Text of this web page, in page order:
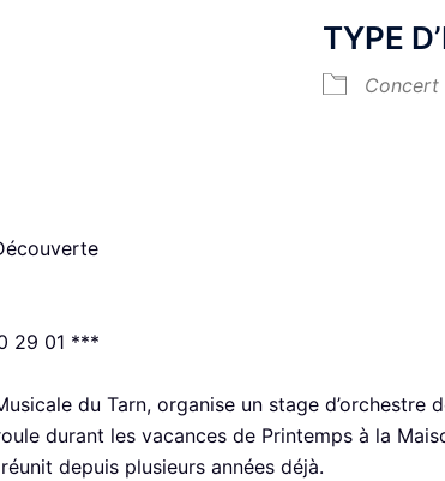
TYPE
Concert
29 01 ***
du Tarn, organise un stage d’orchestre
durant les vacances de Printemps à la
depuis plusieurs années déjà.